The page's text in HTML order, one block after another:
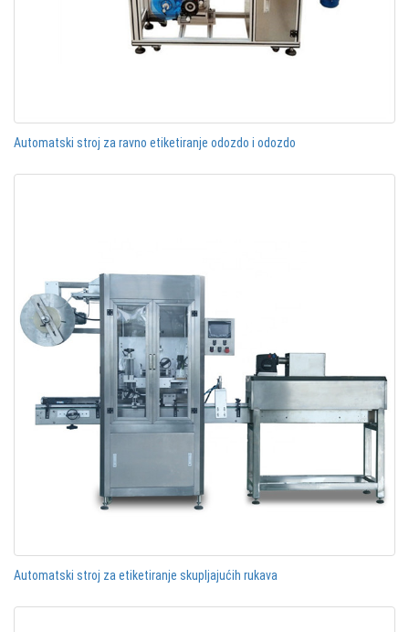
Automatski stroj za ravno etiketiranje odozdo i odozdo
Automatski stroj za etiketiranje skupljajućih rukava